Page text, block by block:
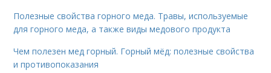
Полезные свойства горного меда. Травы, используемые
для горного меда, а также виды медового продукта
Чем полезен мед горный. Горный мёд: полезные свойства
и противопоказания